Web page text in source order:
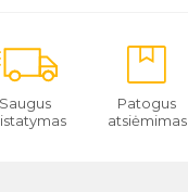
Saugus
Patogus
atsiėmimas